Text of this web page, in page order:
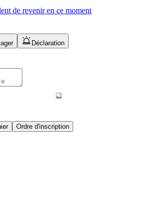
de reveniren ce moment
Déclaration
Ordre d'inscription